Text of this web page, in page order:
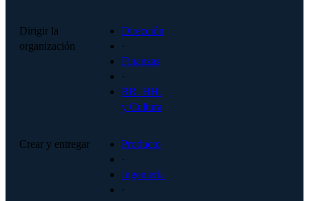
Dirigir la
organización
Dirección
·
Finanzas
·
RR. HH.
y Cultura
Crear y entregar
Producto
·
Ingeniería
·